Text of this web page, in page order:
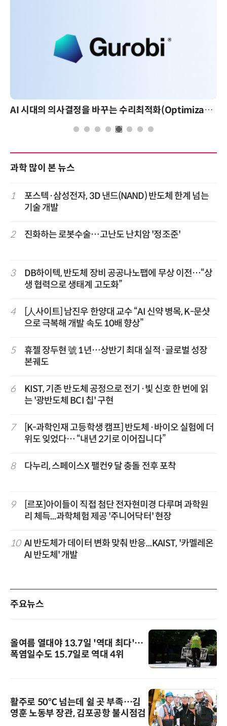
AI 시대의 의사결정을 바꾸는 수리최적화(Optimization): 실제 산업 적용 사례와 활용 전략
과학 많이 본 뉴스
1
포스텍·삼성전자, 3D 낸드(NAND) 반도체 한계 넘는
기술 개발
2 진화하는 로봇수술…고난도 난치암 '정조준'
3
DB하이텍, 반도체 장비 공공나노팹에 무상 이전…“상
생 협력으로 생태계 고도화”
4
[人사이트] 남진우 한양대 교수 “AI 신약 병목, K-문샷
으로 극복해 개발 속도 10배 향상”
5
휴젤 장두현 號 1년…상반기 최대 실적·글로벌 성장
본궤도
6
KIST, 기존 반도체 공정으로 전기·빛 신호 한 번에 읽
는 '광반도체 BCI 칩' 구현
7
[K-과학인재 고등학생 캠프] 반도체·바이오 실험에 더
위도 잊었다… “내년 2기로 이어집니다”
8 다누리, 스페이스X 팰컨9 달 충돌 전후 포착
9
[르포]아이들이 직접 첨단 전자현미경 다루며 과학원
리 체득...과학체험 제공 '주니어닥터' 현장
10 AI 반도체가 데이터 변화 맞춰 반응...KAIST, '카멜레온
AI 반도체' 개발
주요뉴스
올여름 열대야 13.7일 '역대 최다'…
폭염일수도 15.7일로 역대 4위
활주로 50℃ 넘는데 쉴 곳 부족…김
영훈 노동부 장관, 김포공항 불시점검